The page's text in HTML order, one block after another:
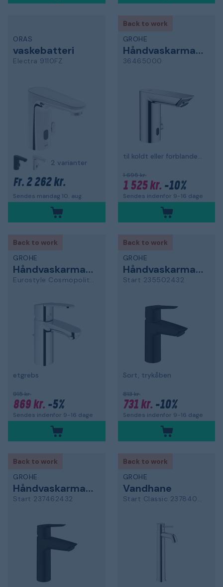
ORAS
vaskebatteri
Electra 9110FZ
2 varianter
Fr. 2 262 kr.
Sendes mandag 10. aug.
Back to work
GROHE
Håndvaskarmatur
36465000
til koldt eller forblandet vand
1 695 kr.
1 525 kr. -10%
Sendes indenfor 9-16 dage
Back to work
GROHE
Håndvaskarmatur
Eurostyle Cosmopolitan
etgrebs
915 kr.
869 kr. -5%
Sendes indenfor 9-16 dage
Back to work
GROHE
Håndvaskarmatur
Start 235502432
Sort, trykåben
813 kr.
731 kr. -10%
Sendes indenfor 9-16 dage
Back to work
GROHE
Håndvaskarmatur
Start 237462432
Back to work
GROHE
Vandhane
Start Classic 23784000